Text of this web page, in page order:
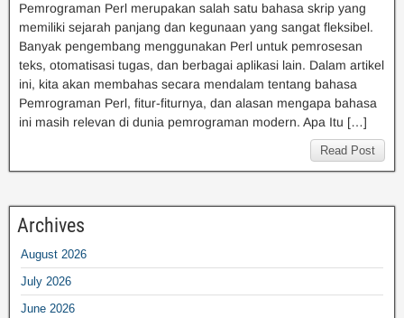
Pemrograman Perl merupakan salah satu bahasa skrip yang
memiliki sejarah panjang dan kegunaan yang sangat fleksibel.
Banyak pengembang menggunakan Perl untuk pemrosesan
teks, otomatisasi tugas, dan berbagai aplikasi lain. Dalam artikel
ini, kita akan membahas secara mendalam tentang bahasa
Pemrograman Perl, fitur-fiturnya, dan alasan mengapa bahasa
ini masih relevan di dunia pemrograman modern. Apa Itu […]
Read Post
Archives
August 2026
July 2026
June 2026